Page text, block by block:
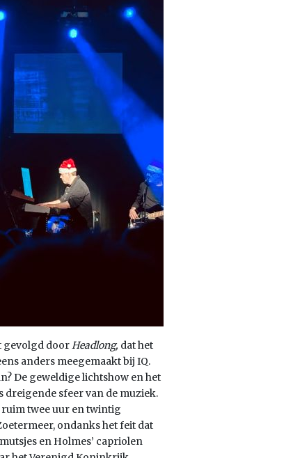
gevolgd doorHeadlong, dat het
anders meegemaakt bij IQ.
De geweldige lichtshow en het
sfeer van de muziek.
twee uur en twintig
ondanks het feit dat
en Holmes’ capriolen